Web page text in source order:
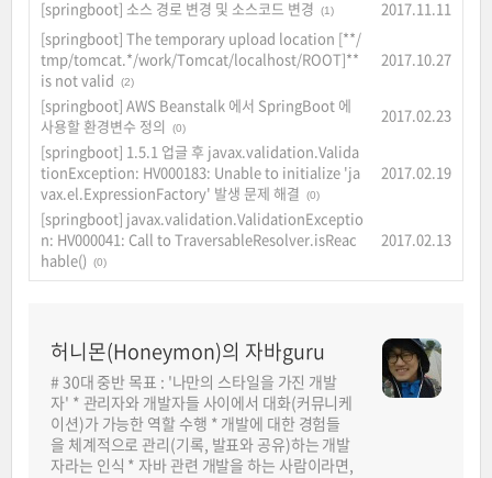
[springboot] 소스 경로 변경 및 소스코드 변경 (1)
2017.11.11
[springboot] The temporary upload location [**/
tmp/tomcat.*/work/Tomcat/localhost/ROOT]**
is not valid
(2)
2017.10.27
[springboot] AWS Beanstalk 에서 SpringBoot 에
사용할 환경변수 정의
(0)
2017.02.23
[springboot] 1.5.1 업글 후 javax.validation.Valida
tionException: HV000183: Unable to initialize 'ja
vax.el.ExpressionFactory' 발생 문제 해결
(0)
2017.02.19
[springboot] javax.validation.ValidationExceptio
n: HV000041: Call to TraversableResolver.isReac
hable()
(0)
2017.02.13
허니몬(Honeymon)의 자바guru
# 30대 중반 목표 : '나만의 스타일을 가진 개발
자' * 관리자와 개발자들 사이에서 대화(커뮤니케
이션)가 가능한 역할 수행 * 개발에 대한 경험들
을 체계적으로 관리(기록, 발표와 공유)하는 개발
자라는 인식 * 자바 관련 개발을 하는 사람이라면,